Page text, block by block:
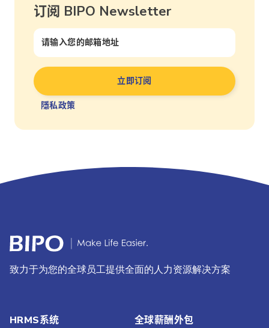
订阅 BIPO Newsletter
隱私政策
致力于为您的全球员工提供全面的人力资源解决方案
HRMS系统 全球薪酬外包